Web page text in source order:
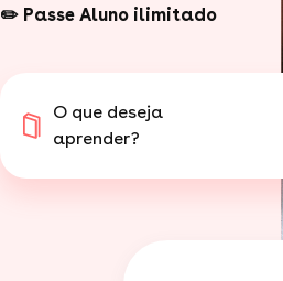
✏️ Passe Aluno ilimitado
O que deseja
aprender?